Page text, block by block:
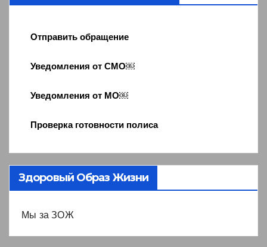
Отправить обращение
Уведомления от СМО￼
Уведомления от МО￼
Проверка готовности полиса
Здоровый Образ Жизни
Мы за ЗОЖ